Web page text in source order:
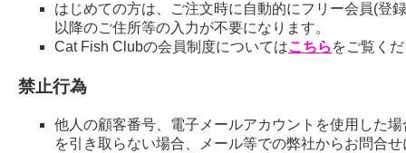
はじめての方は、ご注文時に自動的にフリー会員(登
以降のご住所等の入力が不要になります。
Cat Fish Clubの会員制度についてはこちら をご覧く
禁止行為
他人の顧客番号、電子メールアカウントを使用した
を引き取らない場合、メール等での弊社からお問合